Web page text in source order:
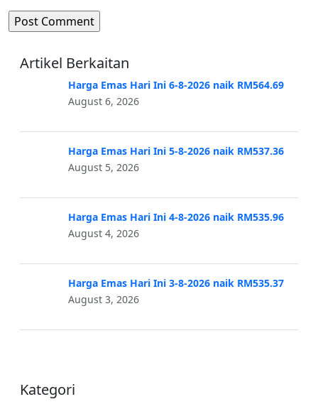
Artikel Berkaitan
Harga Emas Hari Ini 6-8-2026 naik RM564.69
August 6, 2026
Harga Emas Hari Ini 5-8-2026 naik RM537.36
August 5, 2026
Harga Emas Hari Ini 4-8-2026 naik RM535.96
August 4, 2026
Harga Emas Hari Ini 3-8-2026 naik RM535.37
August 3, 2026
Kategori